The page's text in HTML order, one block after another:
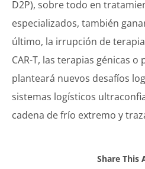
D2P), sobre todo en
especializados, también
último, la irrupción de
CAR-T, las terapias génicas o
planteará nuevos desafíos
sistemas logísticos
cadena de frío extremo y
Share This